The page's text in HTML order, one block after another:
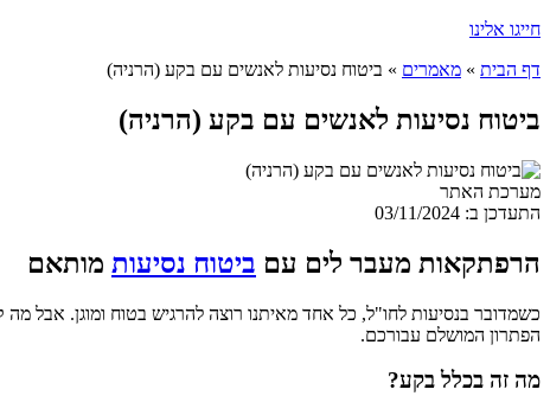
חייגו אלינו
דף הבית » מאמרים » ביטוח נסיעות לאנשים עם בקע (הרניה)
ביטוח נסיעות לאנשים עם בקע (הרניה)
מערכת האתר
התעדכן ב: 03/11/2024
הרפתקאות מעבר לים עם ביטוח נסיעות מותאם
כשמדובר בנסיעות לחו"ל, כל אחד מאיתנו רוצה להרגיש בטוח ומוגן. אבל
הפתרון המושלם עבורכם.
מה זה בכלל בקע?